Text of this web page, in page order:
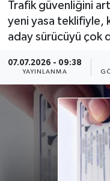
Trafik güvenliğini
yeni yasa teklifiyle,
aday sürücüyü çok
07.07.2026 - 09:38
YAYINLANMA
KÜLTÜR SANAT
LIFE
SARIGÖL
SELENDİ
KIRKAĞAÇ
DEMİRCİ
GÖLMARMARA
KÖPRÜBAŞI
SALİHLİ
SARIGÖL
SARUHANLI
ŞEHZADELER
EKONOMİ
KÜLTÜR SANAT
SPOR
YAŞAM